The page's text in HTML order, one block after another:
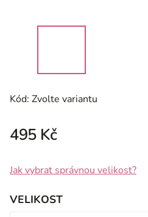
Kód: Zvolte variantu
495 Kč
Jak vybrat správnou velikost?
VELIKOST